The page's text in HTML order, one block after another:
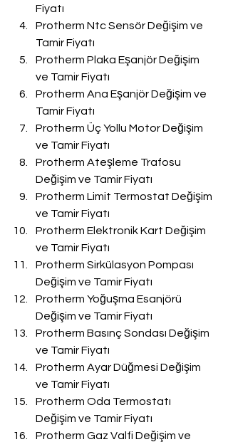
Fiyatı
Protherm Ntc Sensör Değişim ve
Tamir Fiyatı
Protherm Plaka Eşanjör Değişim
ve Tamir Fiyatı
Protherm Ana Eşanjör Değişim ve
Tamir Fiyatı
Protherm Üç Yollu Motor Değişim
ve Tamir Fiyatı
Protherm Ateşleme Trafosu
Değişim ve Tamir Fiyatı
Protherm Limit Termostat Değişim
ve Tamir Fiyatı
Protherm Elektronik Kart Değişim
ve Tamir Fiyatı
Protherm Sirkülasyon Pompası
Değişim ve Tamir Fiyatı
Protherm Yoğuşma Esanjörü
Değişim ve Tamir Fiyatı
Protherm Basınç Sondası Değişim
ve Tamir Fiyatı
Protherm Ayar Düğmesi Değişim
ve Tamir Fiyatı
Protherm Oda Termostatı
Değişim ve Tamir Fiyatı
Protherm Gaz Valfi Değişim ve